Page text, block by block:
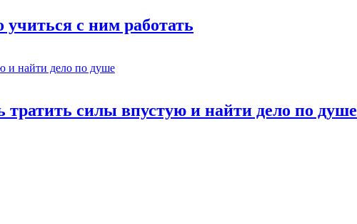
с ним работать
тратить силы впустую и найти дело по душе